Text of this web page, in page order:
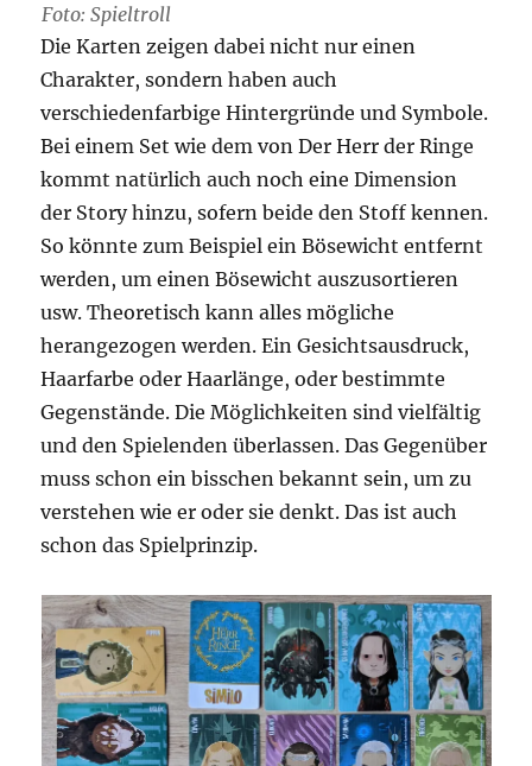
Foto: Spieltroll
Die Karten zeigen dabei nicht nur einen
Charakter, sondern haben auch
verschiedenfarbige Hintergründe und Symbole.
Bei einem Set wie dem von Der Herr der Ringe
kommt natürlich auch noch eine Dimension
der Story hinzu, sofern beide den Stoff kennen.
So könnte zum Beispiel ein Bösewicht entfernt
werden, um einen Bösewicht auszusortieren
usw. Theoretisch kann alles mögliche
herangezogen werden. Ein Gesichtsausdruck,
Haarfarbe oder Haarlänge, oder bestimmte
Gegenstände. Die Möglichkeiten sind vielfältig
und den Spielenden überlassen. Das Gegenüber
muss schon ein bisschen bekannt sein, um zu
verstehen wie er oder sie denkt. Das ist auch
schon das Spielprinzip.